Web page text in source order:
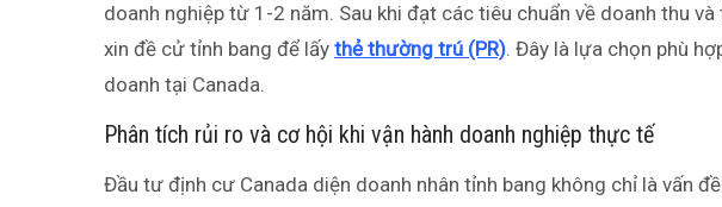
doanh nghiệp từ 1-2 năm. Sau khi đạt các tiêu chuẩn về doanh thu
xin đề cử tỉnh bang để lấy thẻ thường trú (PR). Đây là lựa chọn phù
doanh tại Canada.
Phân tích rủi ro và cơ hội khi vận hành doanh nghiệp thực tế
Đầu tư định cư Canada diện doanh nhân tỉnh bang không chỉ là vấn